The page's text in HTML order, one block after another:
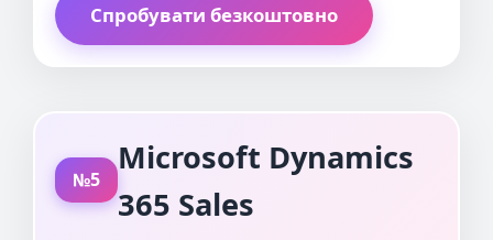
Спробувати безкоштовно
№5
Microsoft Dynamics
365 Sales